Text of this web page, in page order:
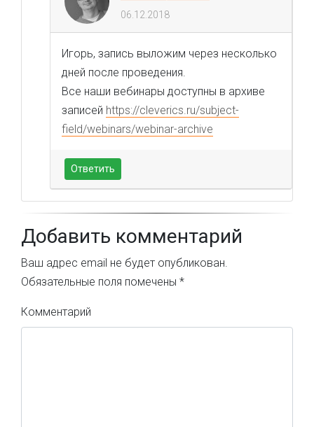
06.12.2018
Игорь, запись выложим через несколько
дней после проведения.
Все наши вебинары доступны в архиве
записей https://cleverics.ru/subject-
field/webinars/webinar-archive
Ответить
Добавить комментарий
Ваш адрес email не будет опубликован.
Обязательные поля помечены *
Комментарий